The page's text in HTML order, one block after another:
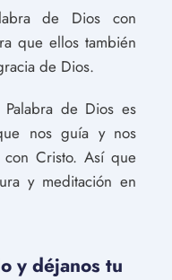
de Dios con
que ellos también
de Dios.
de Dios es
nos guía y nos
Cristo. Así que
y meditación en
y déjanos tu